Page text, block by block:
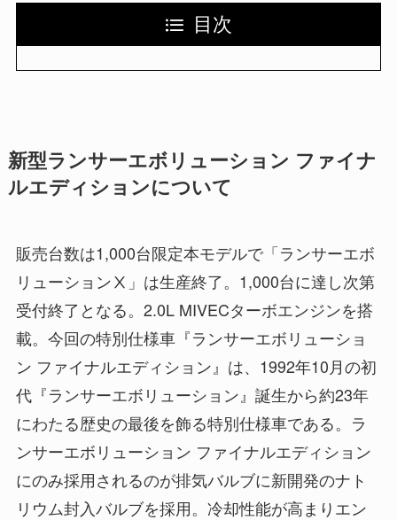
目次
新型ランサーエボリューション ファイナ
ルエディションについて
販売台数は1,000台限定本モデルで「ランサーエボ
リューションⅩ」は生産終了。1,000台に達し次第
受付終了となる。2.0L MIVECターボエンジンを搭
載。今回の特別仕様車『ランサーエボリューショ
ン ファイナルエディション』は、1992年10月の初
代『ランサーエボリューション』誕生から約23年
にわたる歴史の最後を飾る特別仕様車である。ラ
ンサーエボリューション ファイナルエディション
にのみ採用されるのが排気バルブに新開発のナト
リウム封入バルブを採用。冷却性能が高まりエン